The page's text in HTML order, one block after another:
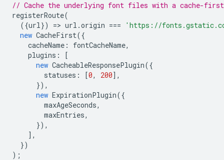
// Cache the underlying font files with a cache-
registerRoute(
({url}) => url .origin ===
'https://
new CacheFirst({
cacheName : fontCacheName,
plugins :
[
new CacheableResponsePlugin({
statuses : [0, 200],
}),
new ExpirationPlugin({
maxAgeSeconds,
maxEntries,
}),
],
})
);